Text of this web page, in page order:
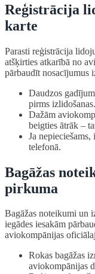
Reģistrācija
karte
Parasti reģistrācija
atšķirties atkarībā no
pārbaudīt nosacījumus
Daudzos
pirms izlidošanas.
Dažām
beigties ātrāk –
Ja
telefonā.
Bagāžas
pirkuma
Bagāžas noteikumi un
iegādes iesakām
aviokompānijas
Rokas bagāžas
aviokompānijas